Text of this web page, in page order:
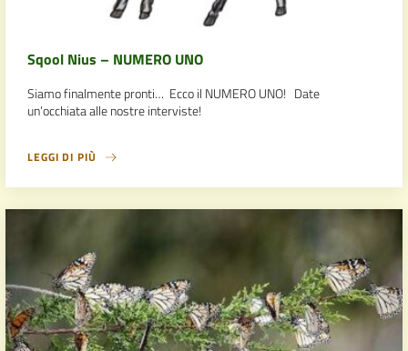
Sqool Nius – NUMERO UNO
Siamo finalmente pronti… Ecco il NUMERO UNO! Date
un’occhiata alle nostre interviste!
LEGGI DI PIÙ